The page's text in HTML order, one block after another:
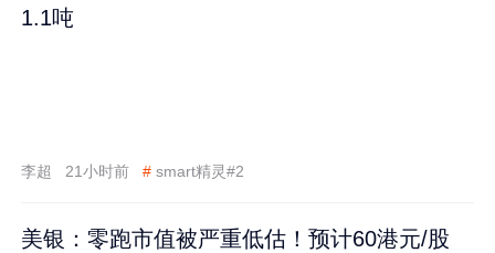
1.1吨
李超 21小时前 # smart精灵#2
美银：零跑市值被严重低估！预计60港元/股